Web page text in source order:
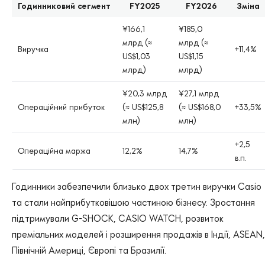
Годинниковий сегмент FY2025 FY2026 Зміна
Виручка
¥166,1
млрд (≈
US$1,03
млрд)
¥185,0
млрд (≈
US$1,15
млрд)
+11,4%
Операційний прибуток
¥20,3 млрд
(≈ US$125,8
млн)
¥27,1 млрд
(≈ US$168,0
млн)
+33,5%
Операційна маржа 12,2% 14,7%
+2,5
в.п.
Годинники забезпечили близько двох третин виручки Casio
та стали найприбутковішою частиною бізнесу. Зростання
підтримували G-SHOCK, CASIO WATCH, розвиток
преміальних моделей і розширення продажів в Індії, ASEAN,
Північній Америці, Європі та Бразилії.